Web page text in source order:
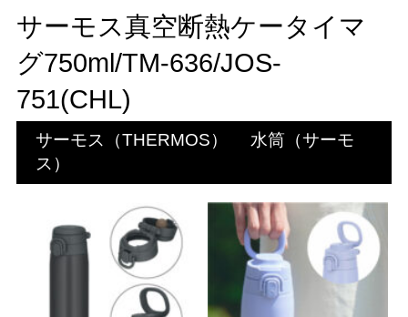
サーモス真空断熱ケータイマ
グ750ml/TM-636/JOS-
751(CHL)
サーモス（THERMOS）
水筒（サーモ
ス）